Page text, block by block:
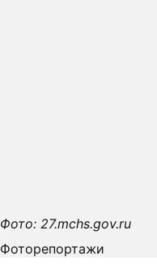
Фото: 27.mchs.gov.ru
Фоторепортажи